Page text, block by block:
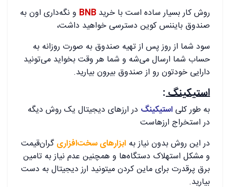
روش کار بسیار ساده است با خرید
و نگه‌داری اون به
صندوق بایننس کوین دسترسی خواهید داشت،
سود شما از روز پس از تهیه‌ صندوق به صورت روزانه به
حساب شما ارسال می‌شه و شما هر وقت بخواید می‌تونید
دارایی خودتون رو از صندوق بیرون بیارید.
استیکینگ:
به طور کلی استیکینگ در ارزهای دیجیتال یک روش دیگه
در استخراج ارزهاست
در این روش بدون نیاز به ابزارهای سخت‌افزاریگران‌قیمت
و مشکل استهلاک دستگاه‌ها و همچنین عدم نیاز به تامین
برق پرقدرت برای ماین کردن میتونید ارز دیجیتال به دست
بیارید.